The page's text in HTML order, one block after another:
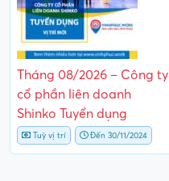
Tháng 08/2026 – Công ty
cổ phần liên doanh
Shinko Tuyển dụng
Tuỳ vị trí Đến 30/11/2024